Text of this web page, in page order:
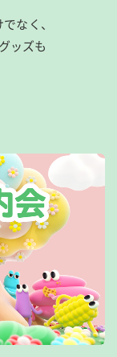
なく、
ッズも